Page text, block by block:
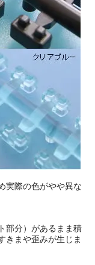
実際の色がやや異な
部分）があるまま積
きまや歪みが生じま